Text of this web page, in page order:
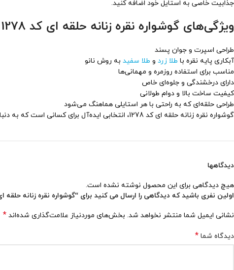
جذابیت خاصی به استایل خود اضافه کنید.
ویژگی‌های گوشواره نقره زنانه حلقه ای کد 1278
طراحی اسپرت و جوان پسند
آبکاری پایه نقره با طلا زرد و طلا سفید به روش نانو
مناسب برای استفاده روزمره و مهمانی‌ها
دارای درخشندگی و جلوه‌ای خاص
کیفیت ساخت بالا و دوام طولانی
طراحی حلقه‌ای که به راحتی با هر استایلی هماهنگ می‌شود
گوشواره نقره زنانه حلقه ای کد 1278، انتخابی ایده‌آل برای کسانی است که به دنبال یک گوشواره با طراحی جذاب، مدرن و با کیفیت هستند.
دیدگاهها
هیچ دیدگاهی برای این محصول نوشته نشده است.
اولین نفری باشید که دیدگاهی را ارسال می کنید برای “گوشواره نقره زنانه حلقه ای کد
نشانی ایمیل شما منتشر نخواهد شد. بخش‌های موردنیاز علامت‌گذاری شده‌اند *
دیدگاه شما *